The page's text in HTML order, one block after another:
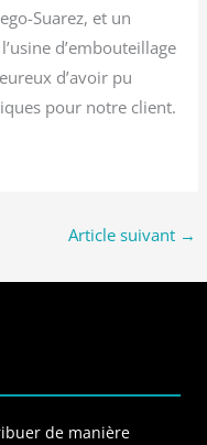
Suarez, et un
d’embouteillage
d’avoir pu
pour notre client.
Article suivant →
de manière